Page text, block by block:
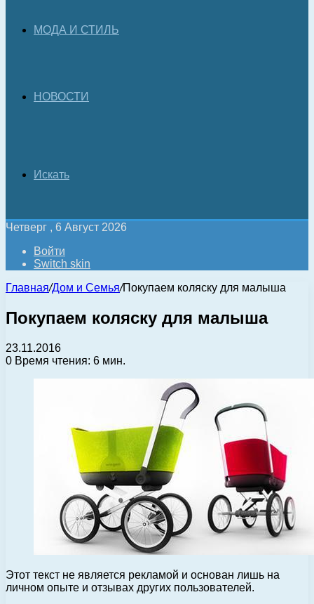
МОДА И СТИЛЬ
НОВОСТИ
Искать
Четверг , 6 Август 2026
Войти
Switch skin
Главная/Дом и Семья/Покупаем коляску для малыша
Покупаем коляску для малыша
23.11.2016
0 Время чтения: 6 мин.
Этот текст не является рекламой и основан лишь на
личном опыте и отзывах других пользователей.